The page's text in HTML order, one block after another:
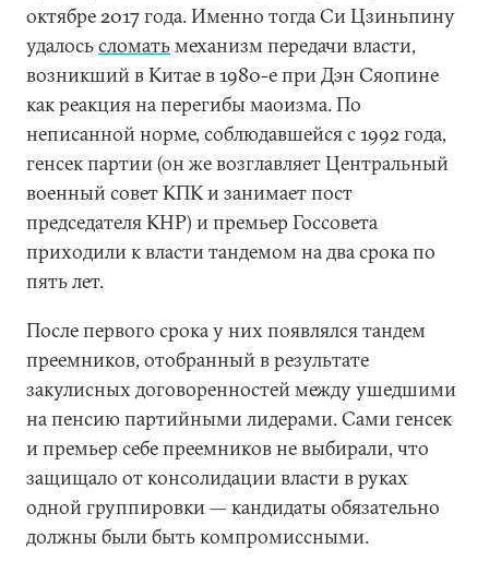
октябре 2017 года. Именно тогда Си Цзиньпину
удалосьсломатьмеханизм передачи власти,
возникший в Китае в 1980-е при Дэн Сяопине
как реакция на перегибы маоизма. По
неписанной норме, соблюдавшейся с 1992 года,
генсек партии (он же возглавляет Центральный
военный совет КПК и занимает пост
председателя КНР) и премьер Госсовета
приходили к власти тандемом на два срока по
пять лет.
После первого срока у них появлялся тандем
преемников, отобранный в результате
закулисных договоренностей между ушедшими
на пенсию партийными лидерами. Сами генсек
и премьер себе преемников не выбирали, что
защищало от консолидации власти в руках
одной группировки — кандидаты обязательно
должны были быть компромиссными.